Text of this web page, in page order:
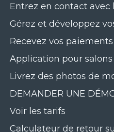
Entrez en contact avec
Gérez et développez
Recevez vos
Application pour
Livrez des photos de
DEMANDER UNE
Voir les tarifs
Calculateur de retour